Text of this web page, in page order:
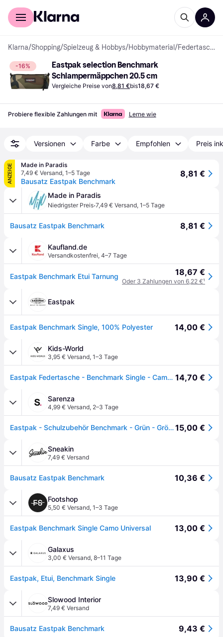
Für Shopper
Klarna/Shopping/Spielzeug & Hobbys/Hobbymaterial / Federtaschen
-16%
Eastpak selection Benchmark
Schlampermäppchen 20.5 cm
Vergleiche Preise von8,81 €bis18,67 €
Probiere flexible Zahlungen mit Lerne wie
Versionen Farbe Empfohlen Preis
ANZEIGE
Made in Paradis
7,49 € Versand, 1–5 Tage
Bausatz Eastpak Benchmark
8,81 €
Made in Paradis
Niedrigster Preis·7,49 € Versand, 1–5 Tage
Bausatz Eastpak Benchmark 8,81 €
Kaufland.de
Versandkostenfrei, 4–7 Tage
Eastpak Benchmark Etui Tarnung 18,67 €
Oder 3 Zahlungen von 6,22 €¹
Eastpak
Eastpak Benchmark Single, 100% Polyester 14,00 €
Kids-World
3,95 € Versand, 1–3 Tage
Eastpak Federtasche - Benchmark Single - Camo - Eastpak - One Size - Federmäppchen 14,70 €
Sarenza
4,99 € Versand, 2–3 Tage
Eastpak - Schulzubehör Benchmark - Grün - Größe T.U15,00 €
Sneakin
7,49 € Versand
Bausatz Eastpak Benchmark 10,36 €
Footshop
5,50 € Versand, 1–3 Tage
Eastpak Benchmark Single Camo Universal 13,00 €
Galaxus
3,00 € Versand, 8–11 Tage
Eastpak, Etui, Benchmark Single 13,90 €
Slowood Interior
7,49 € Versand
Bausatz Eastpak Benchmark 9,43 €